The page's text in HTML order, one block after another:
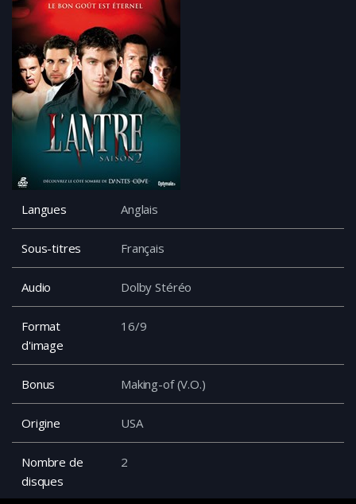
Langues Anglais
Sous-titres Français
Audio Dolby Stéréo
Format
d'image
16/9
Bonus Making-of (V.O.)
Origine USA
Nombre de
disques
2